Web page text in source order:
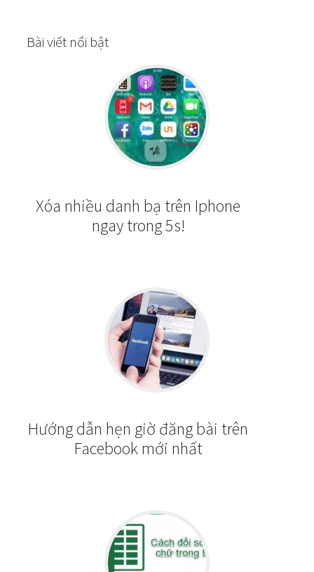
Bài viết nổi bật
Xóa nhiều danh bạ trên Iphone
ngay trong 5s!
Hướng dẫn hẹn giờ đăng bài trên
Facebook mới nhất